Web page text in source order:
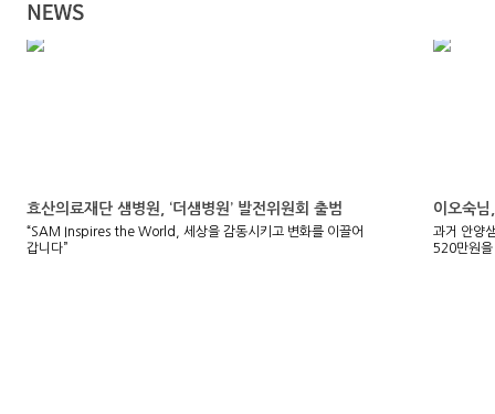
효산의료재단 샘병원, ‘더샘병원’ 발전위원회 출범
“SAM Inspires the World, 세상을 감동시키고 변화를 이끌어
갑니다”
이오숙
과거 안양
520만원을